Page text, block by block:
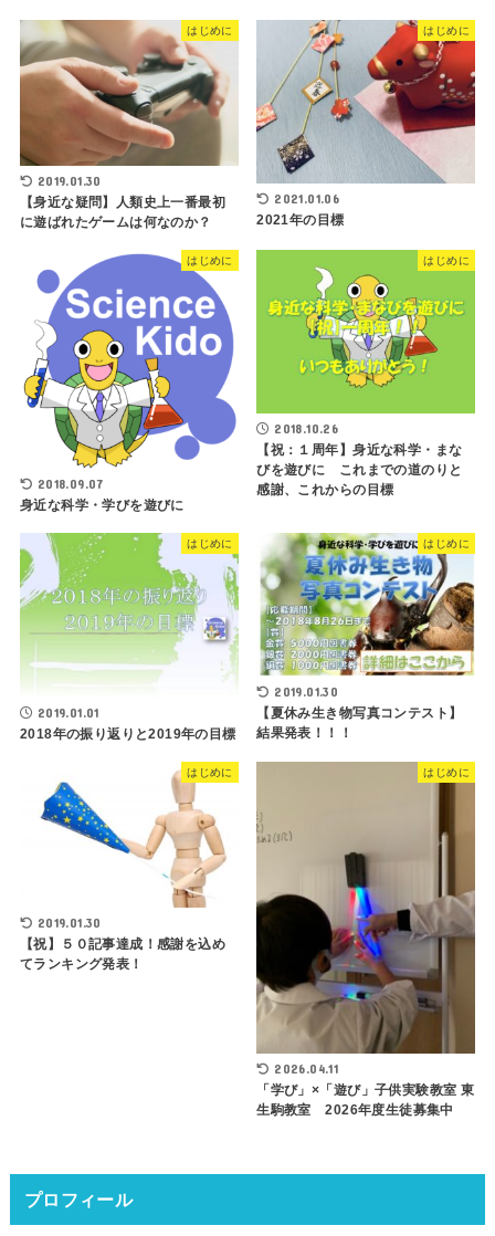
はじめに
2019.01.30
【身近な疑問】人類史上一番最初
に遊ばれたゲームは何なのか？
はじめに
2021.01.06
2021年の目標
はじめに
2018.09.07
身近な科学・学びを遊びに
はじめに
2018.10.26
【祝：１周年】身近な科学・まな
びを遊びに これまでの道のりと
感謝、これからの目標
はじめに
2019.01.01
2018年の振り返りと2019年の目標
はじめに
2019.01.30
【夏休み生き物写真コンテスト】
結果発表！！！
はじめに
2019.01.30
【祝】５０記事達成！感謝を込め
てランキング発表！
はじめに
2026.04.11
「学び」×「遊び」子供実験教室 東
生駒教室 2026年度生徒募集中
プロフィール